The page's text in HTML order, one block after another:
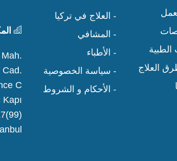
الطبية
العلاج
- العلاج في تركيا
- المشافي
- الأطباء
- سياسة الخصوصية
- الأحكام و الشروط
Cad.
C